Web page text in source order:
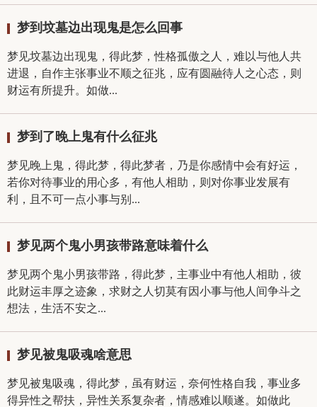
梦到坟墓边出现鬼是怎么回事
梦见坟墓边出现鬼，得此梦，性格孤傲之人，难以与他人共
进退，自作主张事业不顺之征兆，应有圆融待人之心态，则
财运有所提升。如做...
梦到了晚上鬼有什么征兆
梦见晚上鬼，得此梦，得此梦者，乃是你感情中会有好运，
若你对待事业的用心多，有他人相助，则对你事业发展有
利，且不可一点小事与别...
梦见两个鬼小男孩带路意味着什么
梦见两个鬼小男孩带路，得此梦，主事业中有他人相助，彼
此财运丰厚之迹象，求财之人切莫有因小事与他人间争斗之
想法，生活不安之...
梦见被鬼吸魂啥意思
梦见被鬼吸魂，得此梦，虽有财运，奈何性格自我，事业多
得异性之帮扶，异性关系复杂者，情感难以顺遂。如做此